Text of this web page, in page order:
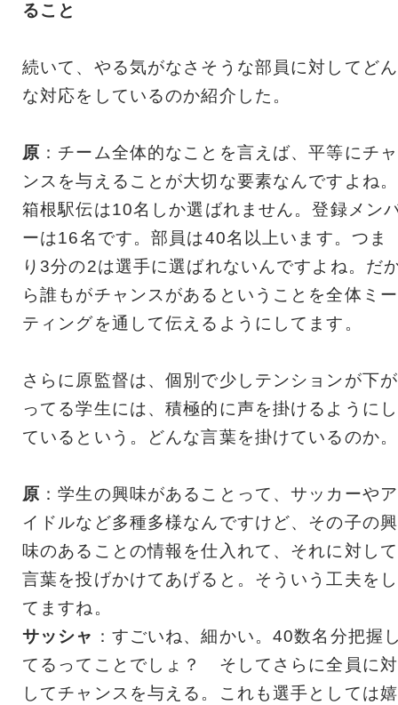
ること
続いて、やる気がなさそうな部員に対してどん
な対応をしているのか紹介した。
原 ：チーム全体的なことを言えば、平等にチャ
ンスを与えることが大切な要素なんですよね。
箱根駅伝は10名しか選ばれません。登録メン
ーは16名です。部員は40名以上います。つま
り3分の2は選手に選ばれないんですよね。だ
ら誰もがチャンスがあるということを全体ミー
ティングを通して伝えるようにしてます。
さらに原監督は、個別で少しテンションが下が
ってる学生には、積極的に声を掛けるようにし
ているという。どんな言葉を掛けているのか。
原 ：学生の興味があることって、サッカーやア
イドルなど多種多様なんですけど、その子の興
味のあることの情報を仕入れて、それに対して
言葉を投げかけてあげると。そういう工夫をし
てますね。
サッシャ ：すごいね、細かい。40数名分把握
てるってことでしょ？ そしてさらに全員に対
してチャンスを与える。これも選手としては嬉